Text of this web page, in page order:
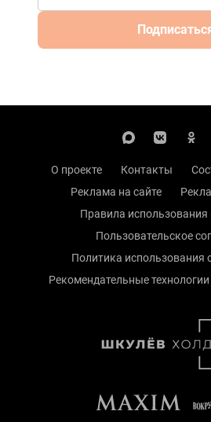
О проекте Контакты
Реклама на сайте
Правила использования
Пользовательское
Политика использования
Рекомендательные технологии